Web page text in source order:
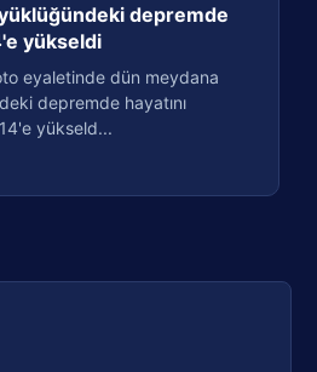
depremde
yükseldi
eyaletinde dün meydana
depremde hayatını
yükseld...